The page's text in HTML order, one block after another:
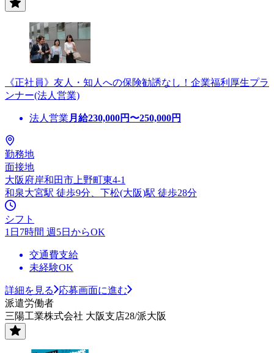
《正社員》友人・知人への保険勧誘なし！企業福利厚生プラ
ンナー(法人営業)
法人営業 月給230,000円〜250,000円
勤務地
面接地
大阪府岸和田市上野町東4-1
和泉大宮駅 徒歩9分、下松(大阪)駅 徒歩28分
シフト
1日7時間 週5日からOK
交通費支給
未経験OK
詳細を見る
応募画面に進む
派遣労働者
三陽工業株式会社 大阪支店28/派大阪